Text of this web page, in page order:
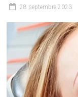
28 septembre 2023